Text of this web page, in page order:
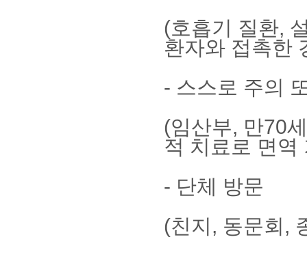
(호흡기 질환,
환자와 접촉한
- 스스로 주의
(임산부, 만70
적 치료로 면역
- 단체 방문
(친지 , 동문회 ,